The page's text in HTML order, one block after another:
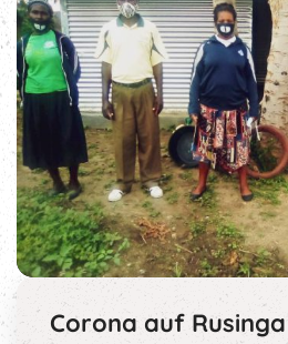
Corona auf